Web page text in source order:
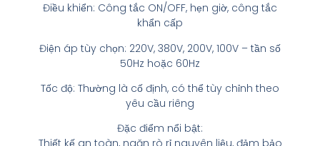
Điều khiển: Công tắc ON/OFF, hẹn giờ, công tắc
khẩn cấp
Điện áp tùy chọn: 220V, 380V, 200V, 100V – tần số
50Hz hoặc 60Hz
Tốc độ: Thường là cố định, có thể tùy chỉnh theo
yêu cầu riêng
Đặc điểm nổi bật: